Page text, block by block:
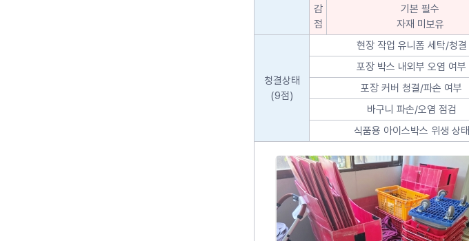
감
점
기본 필수
자재 미보유
청결상태
(9점)
현장 작업 유니폼 세탁/청결
포장 박스 내외부 오염 여부
포장 커버 청결/파손 여부
바구니 파손/오염 점검
식품용 아이스박스 위생 상태